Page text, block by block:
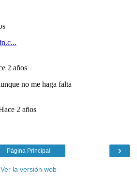
›
Página Principal
Ver la versión web